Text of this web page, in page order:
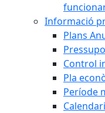
Informació
Plans
Control
Pla
Període